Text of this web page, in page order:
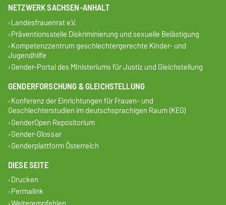
NETZWERK SACHSEN-ANHALT
Landesfrauenrat e.V.
Präventionsstelle Diskriminierung und sexuelle Belästigung
Kompetenzzentrum geschlechtergerechte Kinder- und
Jugendhilfe
Gender-Portal des MInisteriums für Justiz und Gleichstellung
GENDERFORSCHUNG & GLEICHSTELLUNG
Konferenz der Einrichtungen für Frauen- und
Geschlechterstudien im deutschsprachigen Raum (KEG)
GenderOpen Repositorium
Gender-Glossar
Genderplattform Österreich
DIESE SEITE
Drucken
Permalink